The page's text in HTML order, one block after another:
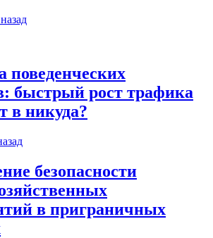
поведенческих
быстрый рост трафика
в никуда?
безопасности
в приграничных